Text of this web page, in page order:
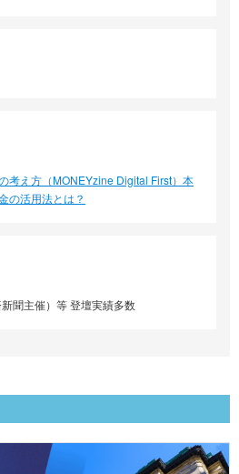
考え方（MONEYzine Digital First）本
の活用法とは？
聞主催）等 登壇実績多数